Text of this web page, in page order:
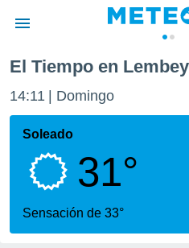
de
por
que se
calidad.
a este
las
El Tiempo en
14:11 Domingo
Soleado
31°
Sensación de 33°